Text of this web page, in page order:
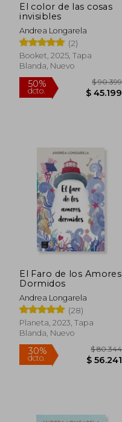
50%
40%
dcto.
El color de las cosas
invisibles
Andrea Longarela
(2)
Booket, 2025, Tapa
Blanda, Nuevo
El Faro de los Amores
Dormidos
Andrea Longarela
(28)
Planeta, 2023, Tapa
Blanda, Nuevo